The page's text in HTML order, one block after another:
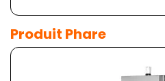
Produit Phare